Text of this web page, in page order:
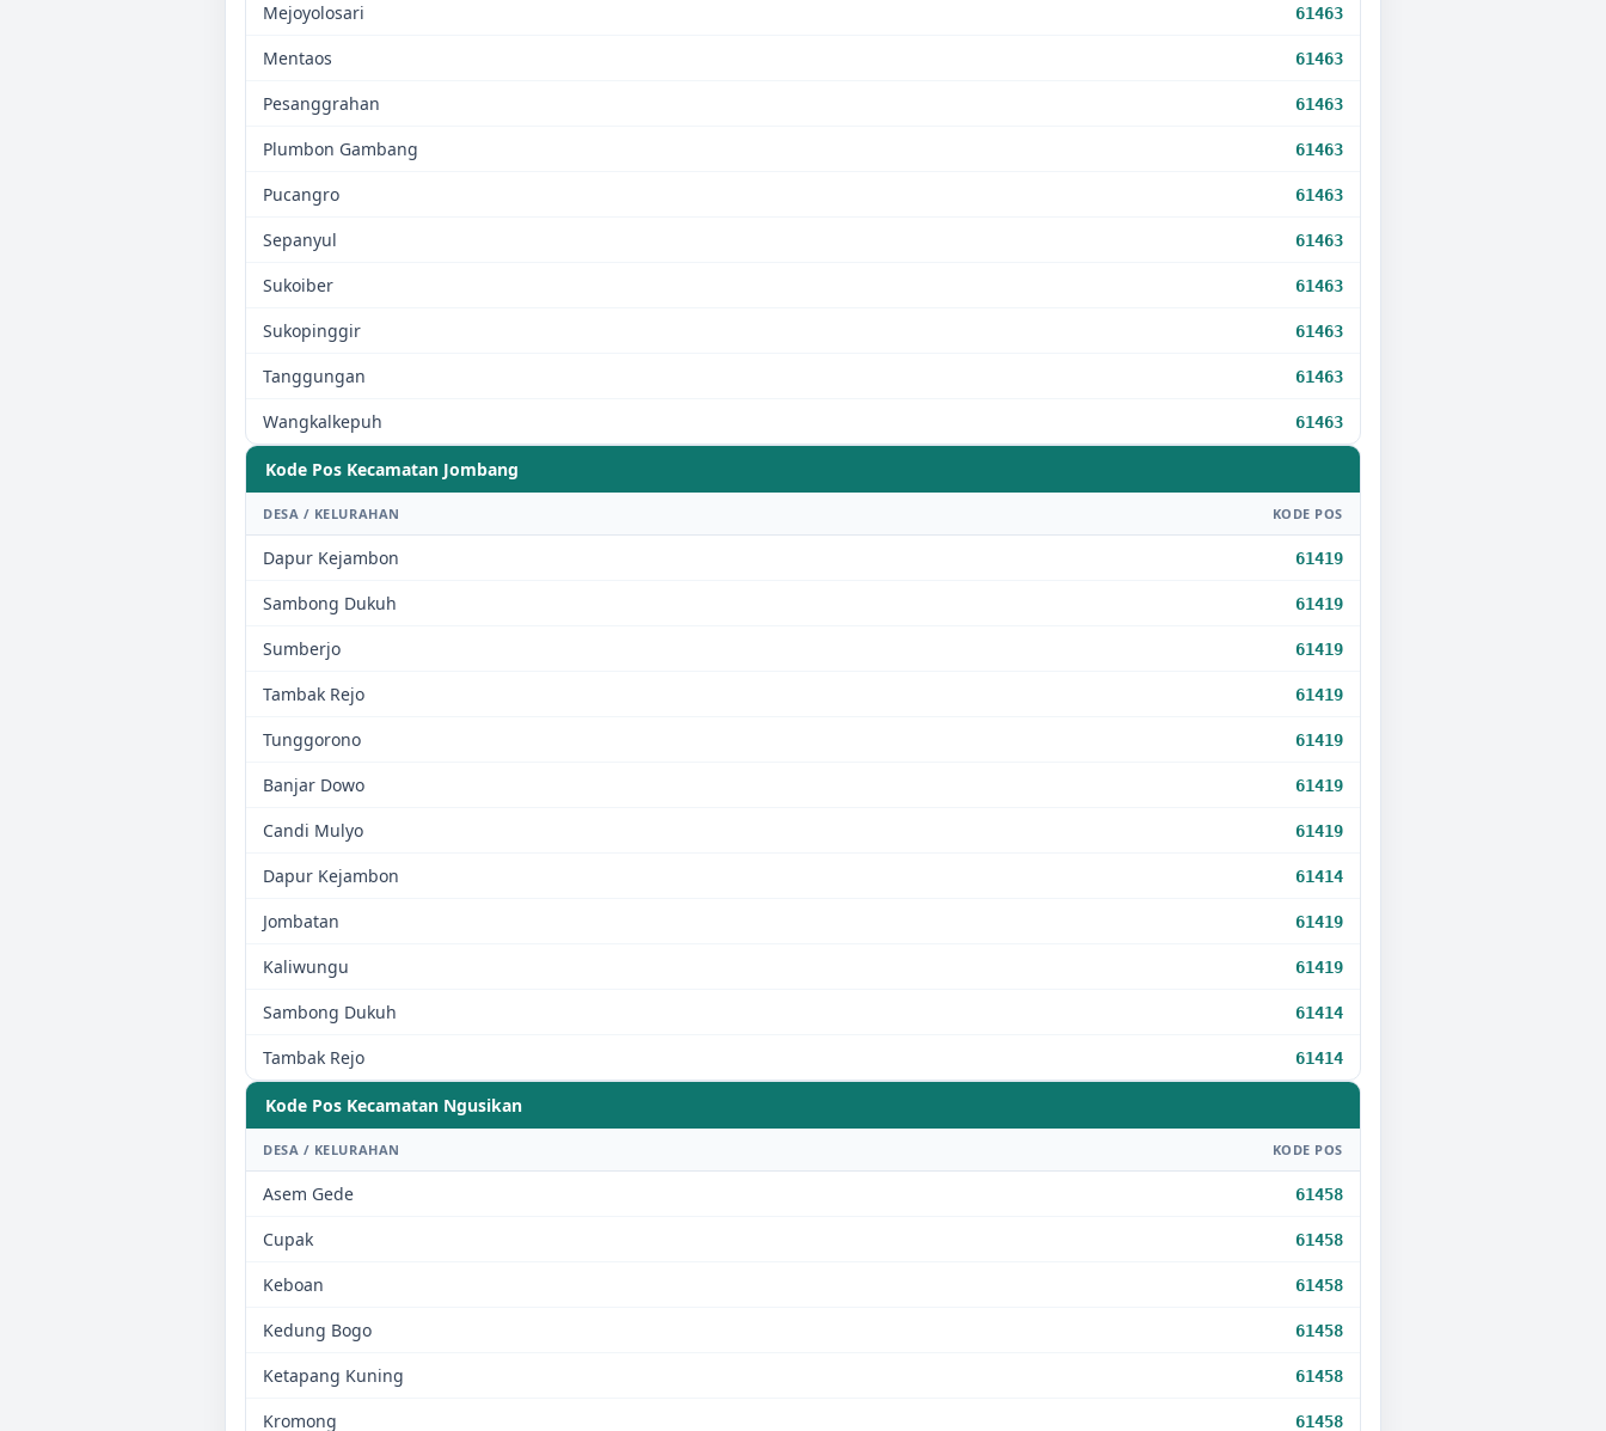
Mejoyolosari 61463
Mentaos 61463
Pesanggrahan 61463
Plumbon Gambang 61463
Pucangro 61463
Sepanyul 61463
Sukoiber 61463
Sukopinggir 61463
Tanggungan 61463
Wangkalkepuh 61463
Kode Pos Kecamatan Jombang
DESA / KELURAHAN KODE POS
Dapur Kejambon 61419
Sambong Dukuh 61419
Sumberjo 61419
Tambak Rejo 61419
Tunggorono 61419
Banjar Dowo 61419
Candi Mulyo 61419
Dapur Kejambon 61414
Jombatan 61419
Kaliwungu 61419
Sambong Dukuh 61414
Tambak Rejo 61414
Kode Pos Kecamatan Ngusikan
DESA / KELURAHAN KODE POS
Asem Gede 61458
Cupak 61458
Keboan 61458
Kedung Bogo 61458
Ketapang Kuning 61458
Kromong 61458